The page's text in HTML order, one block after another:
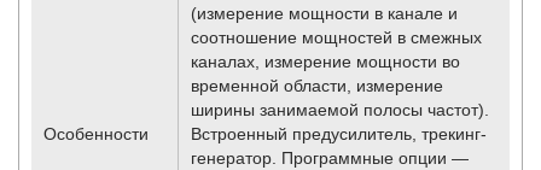
Особенности
(измерение мощности в канале и
соотношение мощностей в смежных
каналах, измерение мощности во
временной области, измерение
ширины занимаемой полосы частот).
Встроенный предусилитель, трекинг-
генератор. Программные опции —